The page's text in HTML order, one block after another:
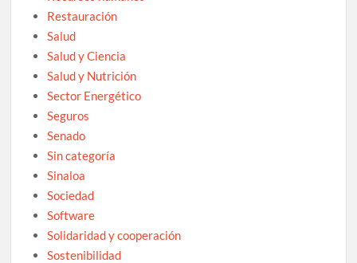
Restauración
Salud
Salud y Ciencia
Salud y Nutrición
Sector Energético
Seguros
Senado
Sin categoría
Sinaloa
Sociedad
Software
Solidaridad y cooperación
Sostenibilidad